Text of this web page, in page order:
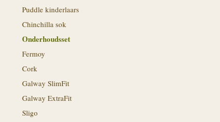
Puddle kinderlaars
Chinchilla sok
Onderhoudsset
Fermoy
Cork
Galway SlimFit
Galway ExtraFit
Sligo